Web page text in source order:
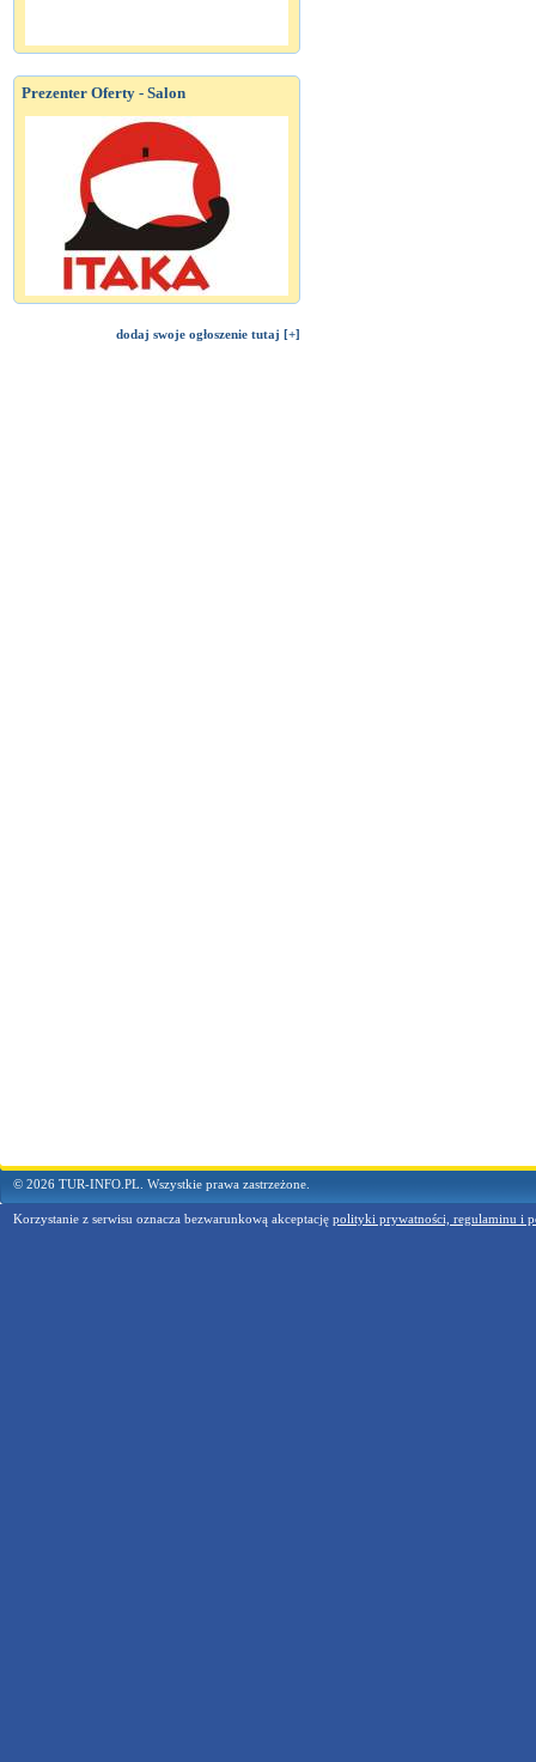
Prezenter Oferty - Salon
dodaj swoje ogłoszenie tutaj [+]
© 2026 TUR-INFO.PL. Wszystkie prawa zastrzeżone.
Korzystanie z serwisu oznacza bezwarunkową akceptację polityki prywatności, regulaminu i